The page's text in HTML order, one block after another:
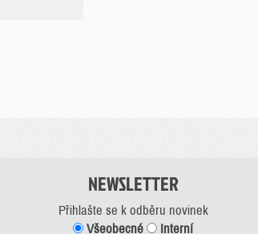
NEWSLETTER
Přihlašte se k odběru novinek
Všeobecné
Interní